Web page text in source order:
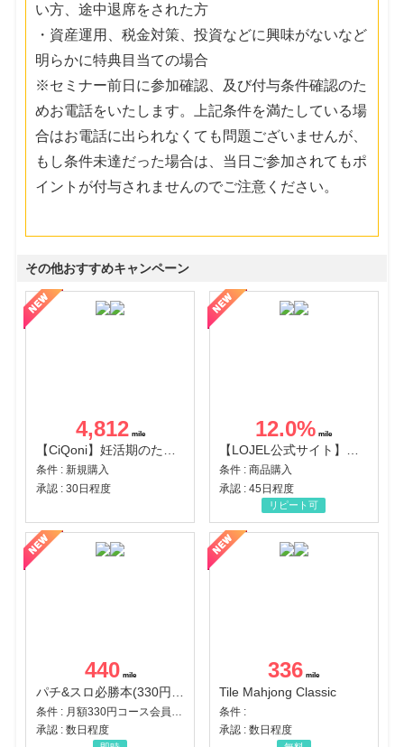
い方、途中退席をされた方
・資産運用、税金対策、投資などに興味がないなど
明らかに特典目当ての場合
※セミナー前日に参加確認、及び付与条件確認のた
めお電話をいたします。上記条件を満たしている場
合はお電話に出られなくても問題ございませんが、
もし条件未達だった場合は、当日ご参加されてもポ
イントが付与されませんのでご注意ください。
その他おすすめキャンペーン
4,812
【CiQoni】妊活期のための葉酸サプリ
条件 : 新規購入
承認 : 30日程度
12.0%
【LOJEL公式サイト】スーツケース・バッグ
条件 : 商品購入
承認 : 45日程度
リピート可
440
承認 : 数日程度
336
Tile Mahjong Classic
条件 :
承認 : 数日程度